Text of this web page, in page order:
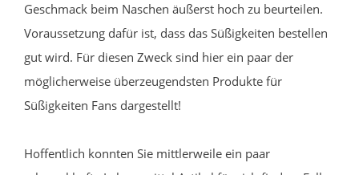
Geschmack beim Naschen äußerst hoch zu beurteilen.
Voraussetzung dafür ist, dass das Süßigkeiten bestellen
gut wird. Für diesen Zweck sind hier ein paar der
möglicherweise überzeugendsten Produkte für
Süßigkeiten Fans dargestellt!
Hoffentlich konnten Sie mittlerweile ein paar